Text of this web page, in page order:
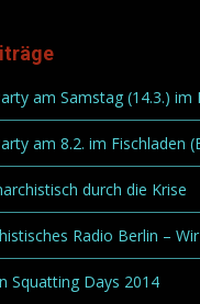
am Samstag (14.3.) im
am 8.2. im Fischladen
durch die Krise
Radio Berlin –
Squatting Days 2014